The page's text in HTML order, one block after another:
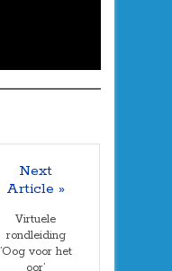
Next
Article »
Virtuele
rondleiding
’Oog voor het
oor’